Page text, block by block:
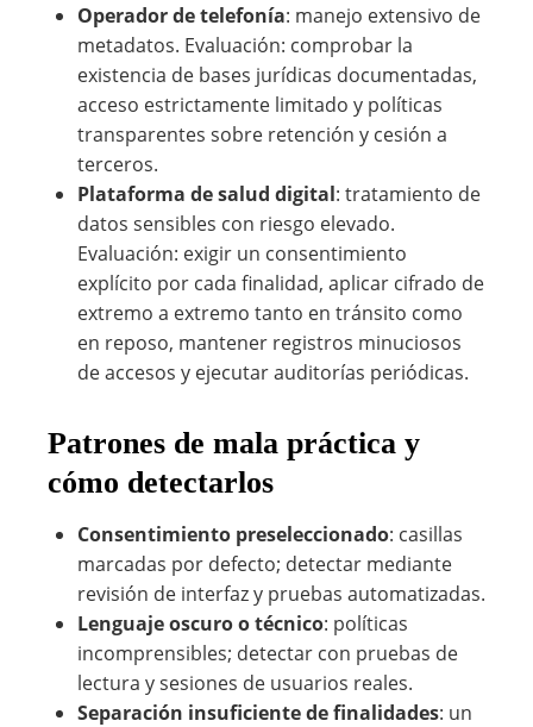
Operador de telefonía: manejo extensivo de
metadatos. Evaluación: comprobar la
existencia de bases jurídicas documentadas,
acceso estrictamente limitado y políticas
transparentes sobre retención y cesión a
terceros.
Plataforma de salud digital: tratamiento de
datos sensibles con riesgo elevado.
Evaluación: exigir un consentimiento
explícito por cada finalidad, aplicar cifrado de
extremo a extremo tanto en tránsito como
en reposo, mantener registros minuciosos
de accesos y ejecutar auditorías periódicas.
Patrones de mala práctica y
cómo detectarlos
Consentimiento preseleccionado: casillas
marcadas por defecto; detectar mediante
revisión de interfaz y pruebas automatizadas.
Lenguaje oscuro o técnico: políticas
incomprensibles; detectar con pruebas de
lectura y sesiones de usuarios reales.
Separación insuficiente de finalidades: un